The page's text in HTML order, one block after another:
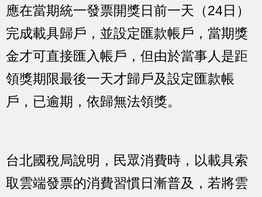
應在當期統一發票開獎日前一天（24日）
完成載具歸戶，並設定匯款帳戶，當期獎
金才可直接匯入帳戶，但由於當事人是距
領獎期限最後一天才歸戶及設定匯款帳
戶，已逾期，依歸無法領獎。
台北國稅局說明，民眾消費時，以載具索
取雲端發票的消費習慣日漸普及，若將雲